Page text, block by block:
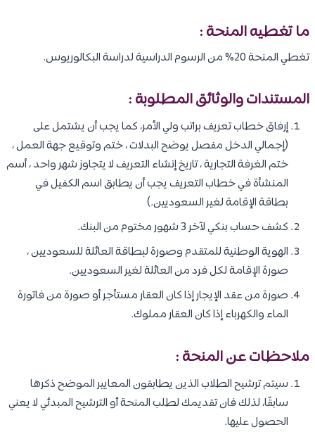
ما تغطيه المنحة :
تغطي المنحة 20% من الرسوم الدراسية لدراسة البكالوريوس.
المستندات والوثائق المطلوبة :
إرفاق خطاب تعريف براتب ولي الأمر، كما يجب أن يشتمل على
(إجمالي الدخل مفصل يوضح البدلات ، ختم وتوقيع جهة العمل ،
ختم الغرفة التجارية ، تاريخ إنشاء التعريف لا يتجاوز شهر واحد ، أسم
المنشأة في خطاب التعريف يجب أن يطابق اسم الكفيل في
بطاقة الإقامة لغير السعوديين.)
كشف حساب بنكي لآخر 3 شهور مختوم من البنك.
الهوية الوطنية للمتقدم وصورة لبطاقة العائلة للسعوديين ،
صورة الإقامة لكل فرد من العائلة لغير السعوديين.
صورة من عقد الإيجار إذا كان العقار مستأجر أو صورة من فاتورة
الماء والكهرباء إذا كان العقار مملوك.
ملاحظات عن المنحة :
سيتم ترشيح الطلاب الذين يطابقون المعايير الموضح ذكرها
سابقًا، لذلك فان تقديمك لطلب المنحة أو الترشيح المبدئي لا يعني
الحصول عليها.